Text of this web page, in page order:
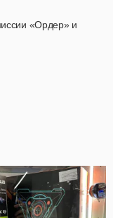
«Ордер» и